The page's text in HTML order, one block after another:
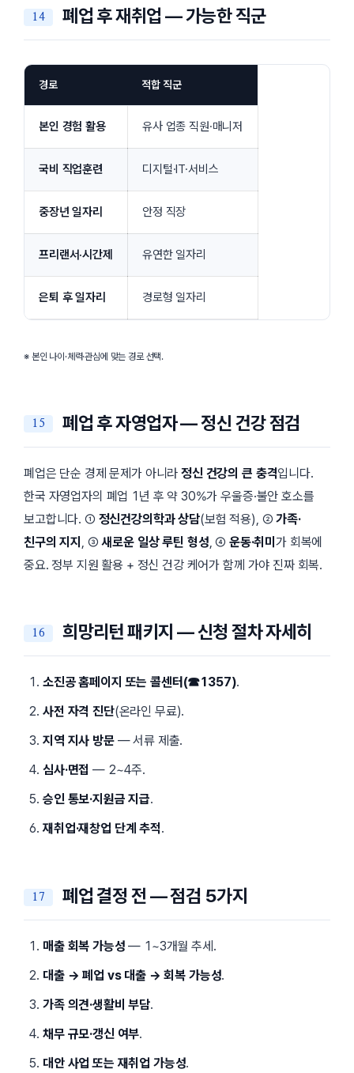
폐업 후 재취업 — 가능한 직군
경로 적합 직군
본인 경험 활용 유사 업종 직원·매니저
국비 직업훈련 디지털·IT·서비스
중장년 일자리 안정 직장
프리랜서·시간제 유연한 일자리
은퇴 후 일자리 경로형 일자리
※ 본인 나이·체력·관심에 맞는 경로 선택.
폐업 후 자영업자 — 정신 건강 점검
폐업은 단순 경제 문제가 아니라정신 건강의 큰 충격입니다.
한국 자영업자의 폐업 1년 후 약 30%가 우울증·불안 호소를
보고합니다. ① 정신건강의학과 상담(보험 적용), ②가족·
친구의 지지 , ③새로운 일상 루틴 형성, ④ 운동·취미가 회복에
중요. 정부 지원 활용 + 정신 건강 케어가 함께 가야 진짜 회복.
희망리턴 패키지 — 신청 절차 자세히
소진공 홈페이지 또는 콜센터(☎1357).
사전 자격 진단(온라인 무료).
지역 지사 방문— 서류 제출.
심사·면접 — 2~4주.
승인 통보·지원금 지급.
재취업·재창업 단계 추적.
폐업 결정 전 — 점검 5가지
매출 회복 가능성 — 1~3개월 추세.
대출 → 폐업 vs 대출 → 회복 가능성.
가족 의견·생활비 부담.
채무 규모·갱신 여부.
대안 사업 또는 재취업 가능성.